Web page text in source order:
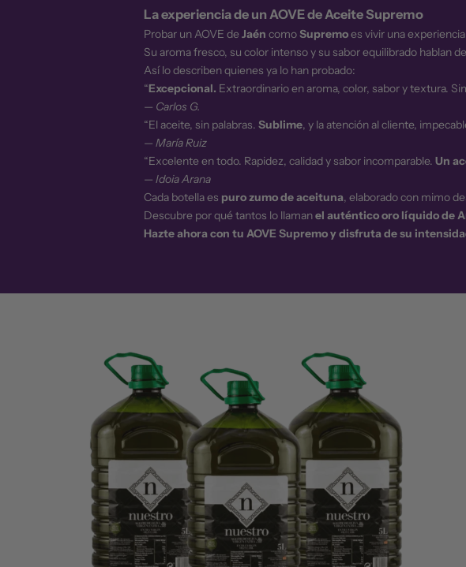
La experiencia de un AOVE de Aceite Supremo
Probar un AOVE deJaén comoSupremoes vivir una
Su aroma fresco, su color intenso y su sabor equilibrado hablan
Así lo describen quienes ya lo han probado:
“Excepcional. Extraordinario en aroma, color, sabor y textura.
— Carlos G.
“El aceite, sin palabras. Sublime, y la atención al cliente,
— María Ruiz
“Excelente en todo. Rapidez, calidad y sabor incomparable. Un
— Idoia Arana
Cada botella es puro zumo de aceituna, elaborado con mimo
Descubre por qué tantos lo llamanel auténtico oro líquido de
Hazte ahora con tu AOVE Supremo y disfruta de su